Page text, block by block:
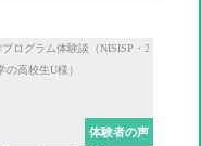
体験者の声